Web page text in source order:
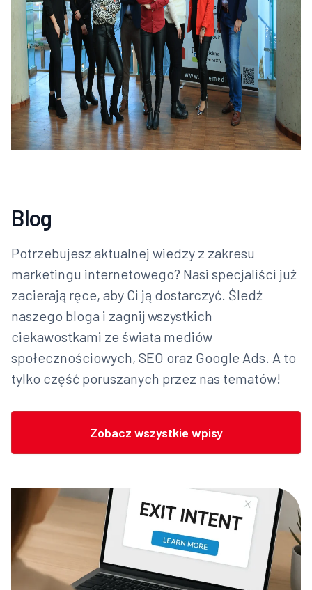
Blog
Potrzebujesz aktualnej wiedzy z zakresu
marketingu internetowego? Nasi specjaliści już
zacierają ręce, aby Ci ją dostarczyć. Śledź
naszego bloga i zagnij wszystkich
ciekawostkami ze świata mediów
społecznościowych, SEO oraz Google Ads. A to
tylko część poruszanych przez nas tematów!
Zobacz wszystkie wpisy